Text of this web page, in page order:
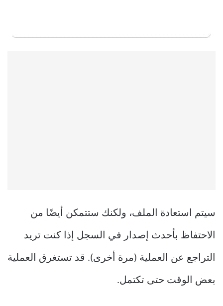
سيتم استعادة الملف، ولكنك ستتمكن أيضًا من
الاحتفاظ بأحدث إصدار في السجل إذا كنت تريد
التراجع عن العملية (مرة أخرى). قد تستغرق العملية
بعض الوقت حتى تكتمل.